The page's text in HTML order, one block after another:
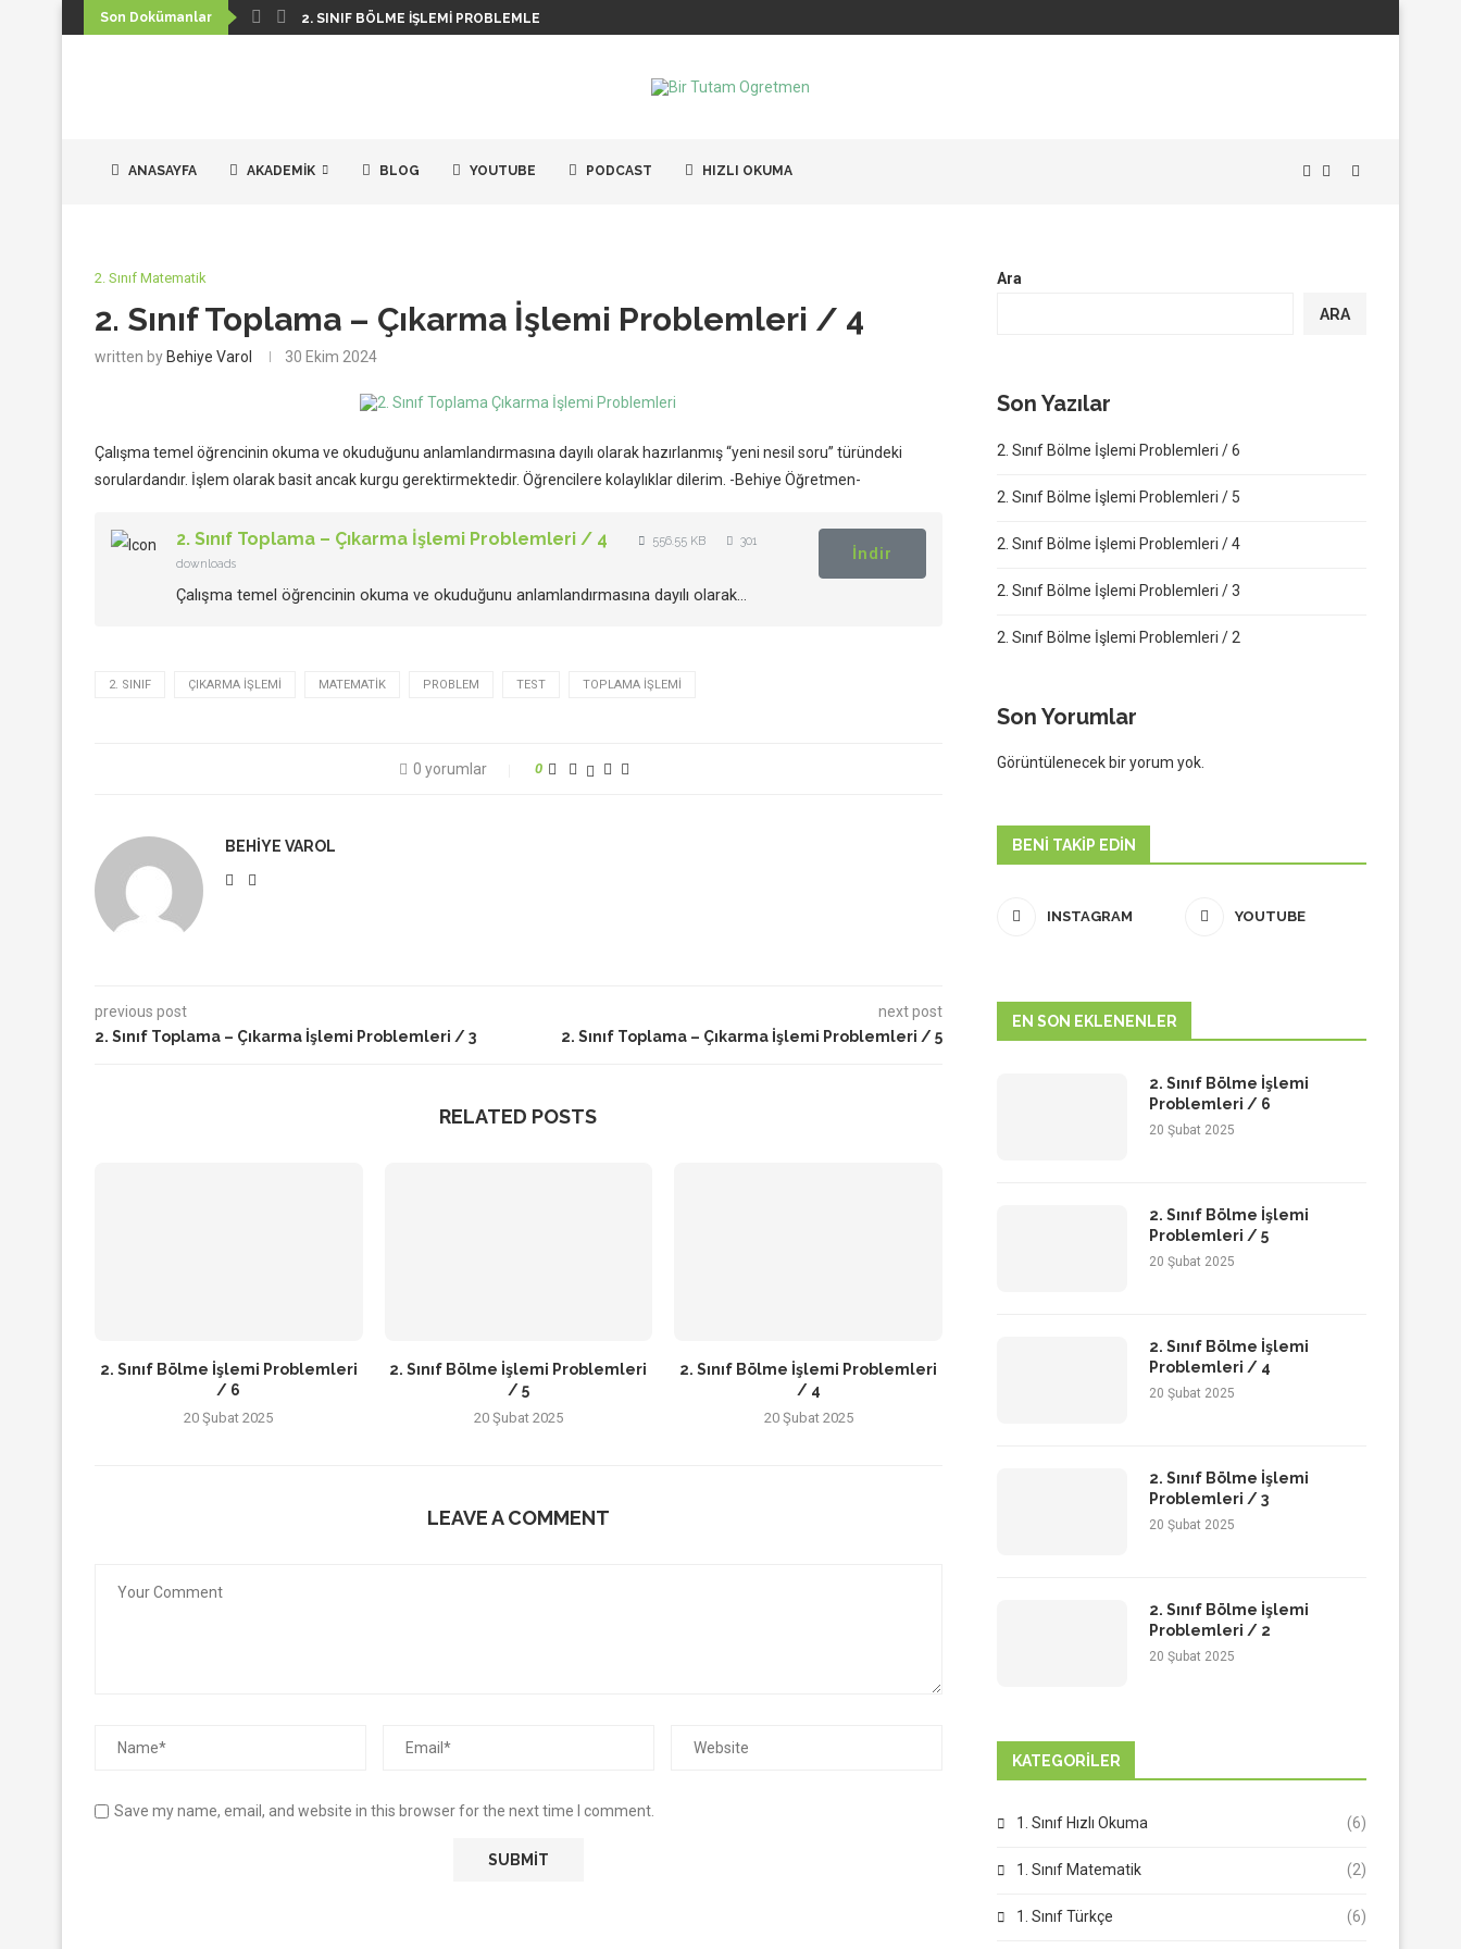
Son Dokümanlar 2. SINIF BÖLME İŞLEMI PROBLEMLERI / 6
ANASAYFA AKADEMIK BLOG YOUTUBE PODCAST HIZLI OKUMA
2. Sınıf Matematik
2. Sınıf Toplama – Çıkarma İşlemi Problemleri / 4
written by Behiye Varol 30 Ekim 2024
Çalışma temel öğrencinin okuma ve okuduğunu anlamlandırmasına dayılı olarak hazırlanmış “yeni nesil soru” türündeki
sorulardandır. İşlem olarak basit ancak kurgu gerektirmektedir. Öğrencilere kolaylıklar dilerim. -Behiye Öğretmen-
2. Sınıf Toplama – Çıkarma İşlemi Problemleri / 4 556.55 KB
301
downloads
Çalışma temel öğrencinin okuma ve okuduğunu anlamlandırmasına dayılı olarak…
İndir
2. SINIF ÇIKARMA IŞLEMI MATEMATIK PROBLEM TEST TOPLAMA İŞLEMI
0 yorumlar 0
BEHIYE VAROL
previous post
2. Sınıf Toplama – Çıkarma İşlemi Problemleri / 3
next post
2. Sınıf Toplama – Çıkarma İşlemi Problemleri / 5
RELATED POSTS
2. Sınıf Bölme İşlemi Problemleri
/ 6
20 Şubat 2025
2. Sınıf Bölme İşlemi Problemleri
/ 5
20 Şubat 2025
2. Sınıf Bölme İşlemi Problemleri
/ 4
20 Şubat 2025
LEAVE A COMMENT
Save my name, email, and website in this browser for the next time I comment.
Ara
ARA
Son Yazılar
2. Sınıf Bölme İşlemi Problemleri / 6
2. Sınıf Bölme İşlemi Problemleri / 5
2. Sınıf Bölme İşlemi Problemleri / 4
2. Sınıf Bölme İşlemi Problemleri / 3
2. Sınıf Bölme İşlemi Problemleri / 2
Son Yorumlar
Görüntülenecek bir yorum yok.
BENI TAKIP EDIN
INSTAGRAM YOUTUBE
EN SON EKLENENLER
2. Sınıf Bölme İşlemi
Problemleri / 6
20 Şubat 2025
2. Sınıf Bölme İşlemi
Problemleri / 5
20 Şubat 2025
2. Sınıf Bölme İşlemi
Problemleri / 4
20 Şubat 2025
2. Sınıf Bölme İşlemi
Problemleri / 3
20 Şubat 2025
2. Sınıf Bölme İşlemi
Problemleri / 2
20 Şubat 2025
KATEGORILER
1. Sınıf Hızlı Okuma (6)
1. Sınıf Matematik (2)
1. Sınıf Türkçe (6)